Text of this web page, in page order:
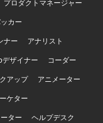
プロダクトマネージャー
カー
ナー
アナリスト
デザイナー
コーダー
アップ
アニメーター
ケター
ター
ヘルプデスク